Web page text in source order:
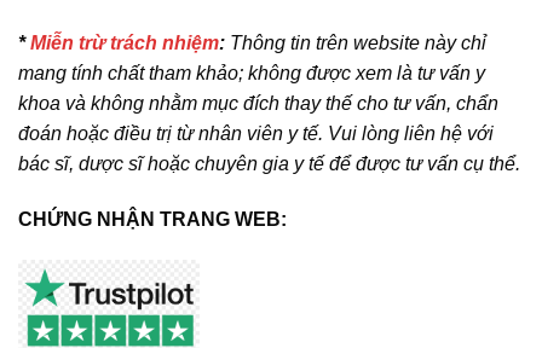
*Miễn trừ trách nhiệm: Thông tin trên website này chỉ
mang tính chất tham khảo; không được xem là tư vấn y
khoa và không nhằm mục đích thay thế cho tư vấn, chẩn
đoán hoặc điều trị từ nhân viên y tế. Vui lòng liên hệ với
bác sĩ, dược sĩ hoặc chuyên gia y tế để được tư vấn cụ thể.
CHỨNG NHẬN TRANG WEB: